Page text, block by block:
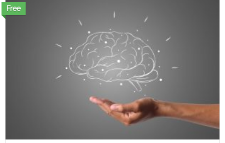
Free